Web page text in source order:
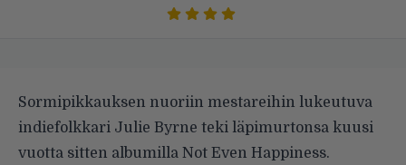
Sormipikkauksen nuoriin mestareihin lukeutuva
indiefolkkari Julie Byrne teki läpimurtonsa kuusi
vuotta sitten albumilla Not Even Happiness.